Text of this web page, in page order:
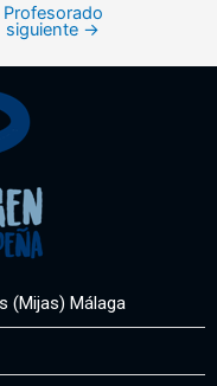
Profesorado
siguiente →
(Mijas) Málaga